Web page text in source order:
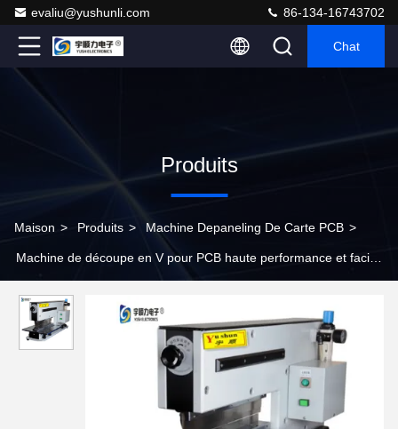
evaliu@yushunli.com 86-134-16743702
Chat
Produits
Maison > Produits > Machine Depaneling De Carte PCB >
Machine de découpe en V pour PCB haute performance et facile